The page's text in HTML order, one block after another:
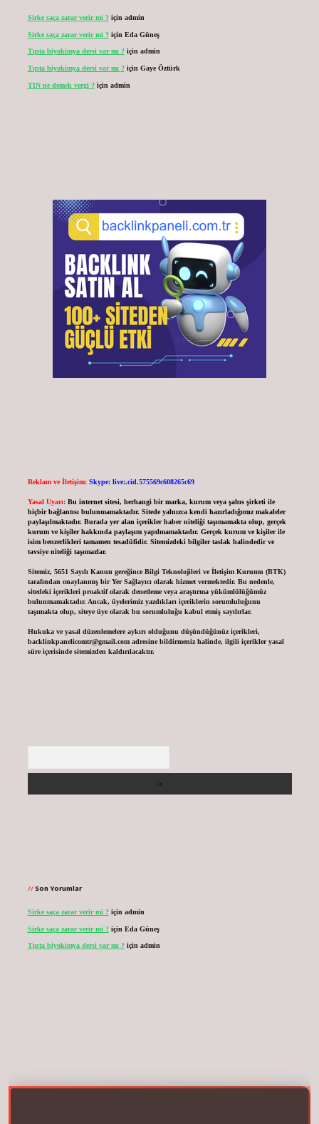
Sirke saça zarar verir mi ?için admin
Sirke saça zarar verir mi ?için Eda Güneş
Tıpta biyokimya dersi var mı ?için admin
Tıpta biyokimya dersi var mı ?için Gaye Öztürk
TIN ne demek vergi ?için admin
Reklam ve İletişim: Skype: live:.cid.575569c608265c69
Yasal Uyarı: Bu internet sitesi, herhangi bir marka, kurum veya şahıs şirketi ile
hiçbir bağlantısı bulunmamaktadır. Sitede yalnızca kendi hazırladığımız makaleler
paylaşılmaktadır. Burada yer alan içerikler haber niteliği taşımamakta olup, gerçek
kurum ve kişiler hakkında paylaşım yapılmamaktadır. Gerçek kurum ve kişiler ile
isim benzerlikleri tamamen tesadüfidir. Sitemizdeki bilgiler taslak halindedir ve
tavsiye niteliği taşımazlar.
Sitemiz, 5651 Sayılı Kanun gereğince Bilgi Teknolojileri ve İletişim Kurumu (BTK)
tarafından onaylanmış bir Yer Sağlayıcı olarak hizmet vermektedir. Bu nedenle,
sitedeki içerikleri proaktif olarak denetleme veya araştırma yükümlülüğümüz
bulunmamaktadır. Ancak, üyelerimiz yazdıkları içeriklerin sorumluluğunu
taşımakta olup, siteye üye olarak bu sorumluluğu kabul etmiş sayılırlar.
Hukuka ve yasal düzenlemelere aykırı olduğunu düşündüğünüz içerikleri,
backlinkpanelicomtr@gmail.comadresine bildirmeniz halinde, ilgili içerikler yasal
süre içerisinde sitemizden kaldırılacaktır.
Son Yorumlar
Sirke saça zarar verir mi ?için admin
Sirke saça zarar verir mi ?için Eda Güneş
Tıpta biyokimya dersi var mı ?için admin